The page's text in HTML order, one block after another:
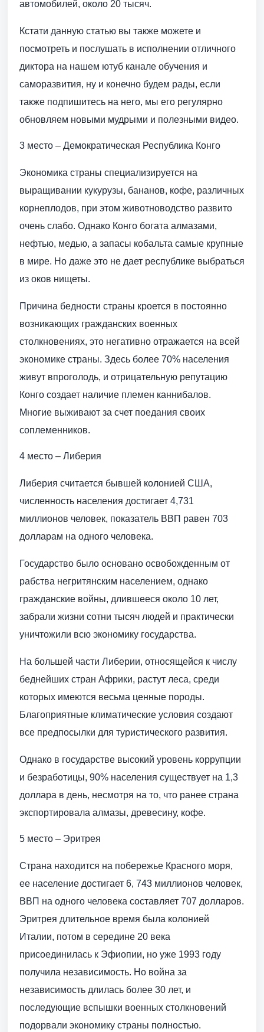
автомобилей, около 20 тысяч.
Кстати данную статью вы также можете и
посмотреть и послушать в исполнении отличного
диктора на нашем ютуб канале обучения и
саморазвития, ну и конечно будем рады, если
также подпишитесь на него, мы его регулярно
обновляем новыми мудрыми и полезными видео.
3 место – Демократическая Республика Конго
Экономика страны специализируется на
выращивании кукурузы, бананов, кофе, различных
корнеплодов, при этом животноводство развито
очень слабо. Однако Конго богата алмазами,
нефтью, медью, а запасы кобальта самые крупные
в мире. Но даже это не дает республике выбраться
из оков нищеты.
Причина бедности страны кроется в постоянно
возникающих гражданских военных
столкновениях, это негативно отражается на всей
экономике страны. Здесь более 70% населения
живут впроголодь, и отрицательную репутацию
Конго создает наличие племен каннибалов.
Многие выживают за счет поедания своих
соплеменников.
4 место – Либерия
Либерия считается бывшей колонией США,
численность населения достигает 4,731
миллионов человек, показатель ВВП равен 703
долларам на одного человека.
Государство было основано освобожденным от
рабства негритянским населением, однако
гражданские войны, длившееся около 10 лет,
забрали жизни сотни тысяч людей и практически
уничтожили всю экономику государства.
На большей части Либерии, относящейся к числу
беднейших стран Африки, растут леса, среди
которых имеются весьма ценные породы.
Благоприятные климатические условия создают
все предпосылки для туристического развития.
Однако в государстве высокий уровень коррупции
и безработицы, 90% населения существует на 1,3
доллара в день, несмотря на то, что ранее страна
экспортировала алмазы, древесину, кофе.
5 место – Эритрея
Страна находится на побережье Красного моря,
ее население достигает 6, 743 миллионов человек,
ВВП на одного человека составляет 707 долларов.
Эритрея длительное время была колонией
Италии, потом в середине 20 века
присоединилась к Эфиопии, но уже 1993 году
получила независимость. Но война за
независимость длилась более 30 лет, и
последующие вспышки военных столкновений
подорвали экономику страны полностью.